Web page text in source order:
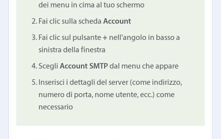
dei menu in cima al tuo schermo
Fai clic sulla schedaAccount
Fai clic sul pulsante+ nell'angolo in basso a
sinistra della finestra
ScegliAccount SMTPdal menu che appare
Inserisci i dettagli del server (come indirizzo,
numero di porta, nome utente, ecc.) come
necessario